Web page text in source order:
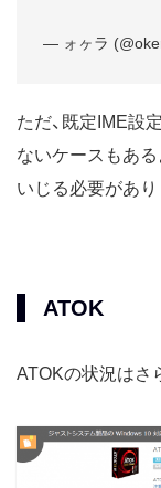
— ォヶラ
ただ、既定IME設
ないケースもある
いじる必要があり
ATOK
ATOKの状況はさ